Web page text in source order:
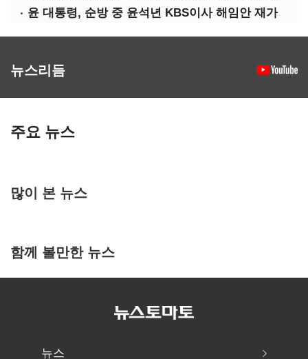
윤 대통령, 순방 중 윤석년 KBS이사 해임안 재가
뉴스리듬
주요 뉴스
많이 본 뉴스
함께 볼만한 뉴스
뉴스